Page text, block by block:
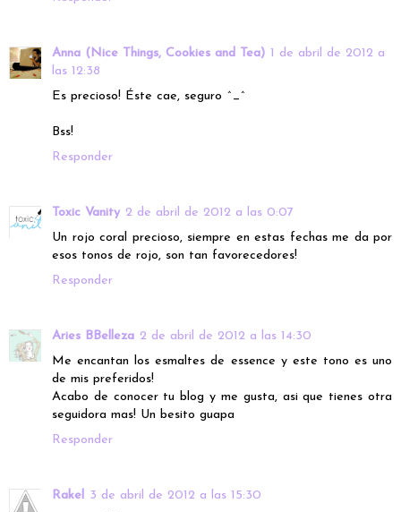
Anna (Nice Things, Cookies and Tea) 1 de abril de 2012 a
las 12:38
Es precioso! Éste cae, seguro ^_^
Bss!
Responder
Toxic Vanity 2 de abril de 2012 a las 0:07
Un rojo coral precioso, siempre en estas fechas me da por
esos tonos de rojo, son tan favorecedores!
Responder
Aries BBelleza 2 de abril de 2012 a las 14:30
Me encantan los esmaltes de essence y este tono es uno
de mis preferidos!
Acabo de conocer tu blog y me gusta, asi que tienes otra
seguidora mas! Un besito guapa
Responder
Rakel
3 de abril de 2012 a las 15:30